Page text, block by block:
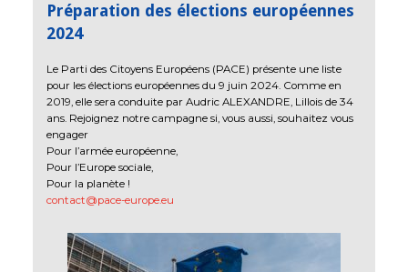
Préparation des élections européennes
2024
Le Parti des Citoyens Européens (PACE) présente une liste
pour les élections européennes du 9 juin 2024. Comme en
2019, elle sera conduite par Audric ALEXANDRE, Lillois de 34
ans. Rejoignez notre campagne si, vous aussi, souhaitez vous
engager
Pour l’armée européenne,
Pour l’Europe sociale,
Pour la planète !
contact@pace-europe.eu